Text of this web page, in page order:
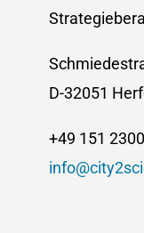
D-32051
+49 151